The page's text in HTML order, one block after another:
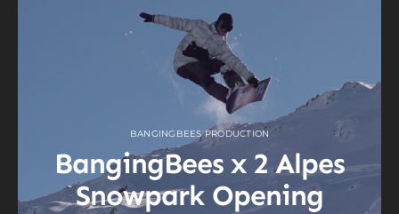
BANGINGBEES PRODUCTION
BangingBees x 2 Alpes
Snowpark Opening